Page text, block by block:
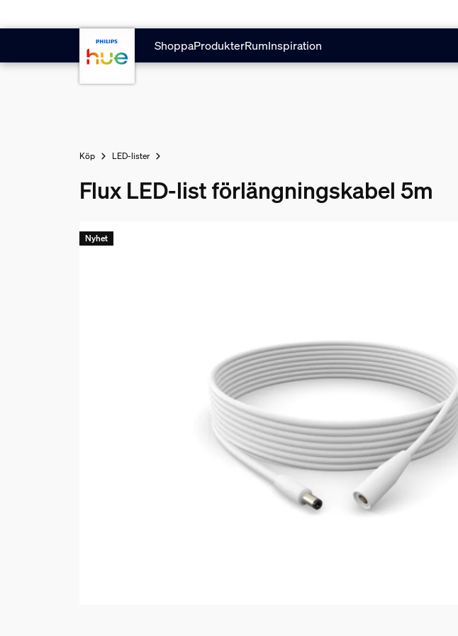
ShoppaProdukterRumInspiration
Köp LED-lister
Flux LED-list förlängningskabel 5m
Nyhet